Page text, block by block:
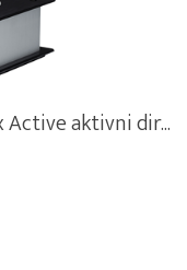
aktivni dir...